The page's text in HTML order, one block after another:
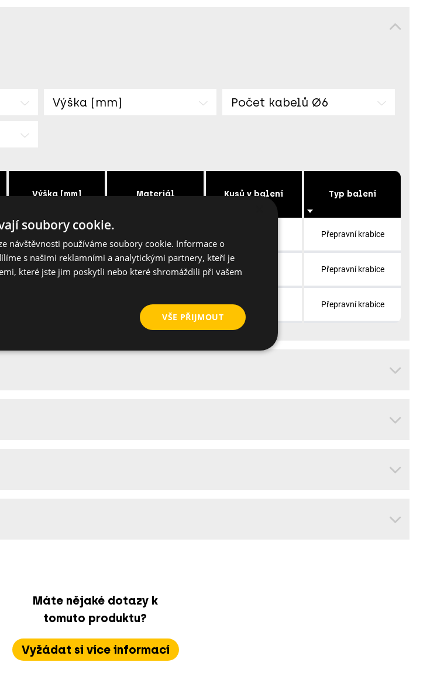
Výška [mm] Počet kabelů Ø6
Výška [mm]
16.8
15
Materiál
Nylon
Nylon
Kusů v balení Typ balení
Přepravní krabice
Přepravní krabice
Přepravní krabice
Máte nějaké dotazy k
tomuto produktu?
Vyžádat si více informací
soubory cookie.
návštěvnosti používáme soubory cookie. Informace o
s našimi reklamními a analytickými partnery, kteří je
které jste jim poskytli nebo které shromáždili při vašem
VŠE PŘIJMOUT